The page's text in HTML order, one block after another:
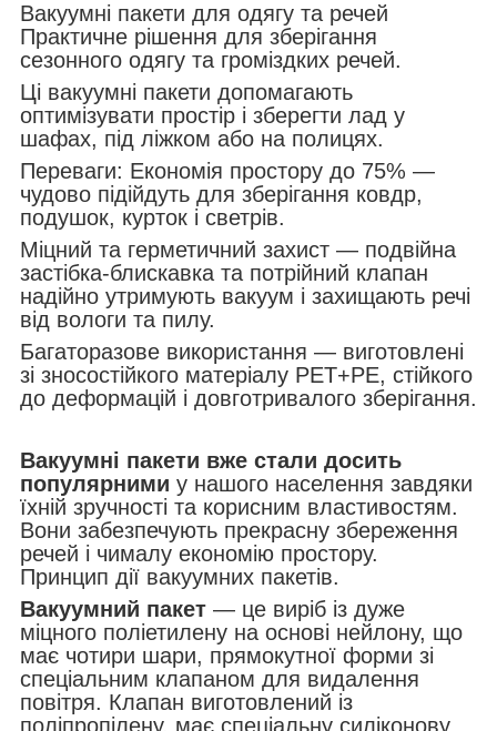
Вакуумні пакети для одягу та речей
Практичне рішення для зберігання
сезонного одягу та громіздких речей.
Ці вакуумні пакети допомагають
оптимізувати простір і зберегти лад у
шафах, під ліжком або на полицях.
Переваги: Економія простору до 75% —
чудово підійдуть для зберігання ковдр,
подушок, курток і светрів.
Міцний та герметичний захист — подвійна
застібка-блискавка та потрійний клапан
надійно утримують вакуум і захищають речі
від вологи та пилу.
Багаторазове використання — виготовлені
зі зносостійкого матеріалу PET+PE, стійкого
до деформацій і довготривалого зберігання.
Вакуумні пакети вже стали досить
популярними у нашого населення завдяки
їхній зручності та корисним властивостям.
Вони забезпечують прекрасну збереження
речей і чималу економію простору.
Принцип дії вакуумних пакетів.
Вакуумний пакет — це виріб із дуже
міцного поліетилену на основі нейлону, що
має чотири шари, прямокутної форми зі
спеціальним клапаном для видалення
повітря. Клапан виготовлений із
поліпропілену, має спеціальну силіконову